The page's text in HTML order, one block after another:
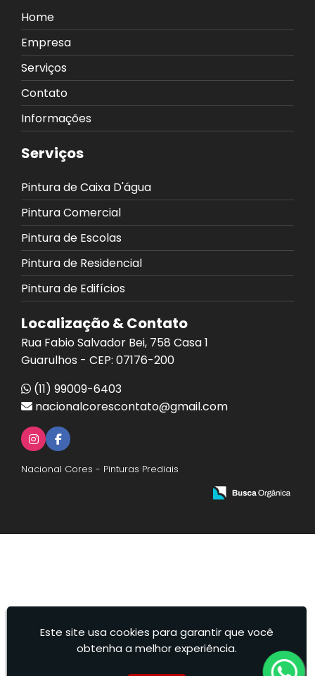
Home
Empresa
Serviços
Contato
Informações
Serviços
Pintura de Caixa D'água
Pintura Comercial
Pintura de Escolas
Pintura de Residencial
Pintura de Edifícios
Localização & Contato
Rua Fabio Salvador Bei, 758 Casa 1
Guarulhos - CEP: 07176-200
(11) 99009-6403
nacionalcorescontato@gmail.com
Nacional Cores - Pinturas Prediais
Este site usa cookies para garantir que você
obtenha a melhor experiência.